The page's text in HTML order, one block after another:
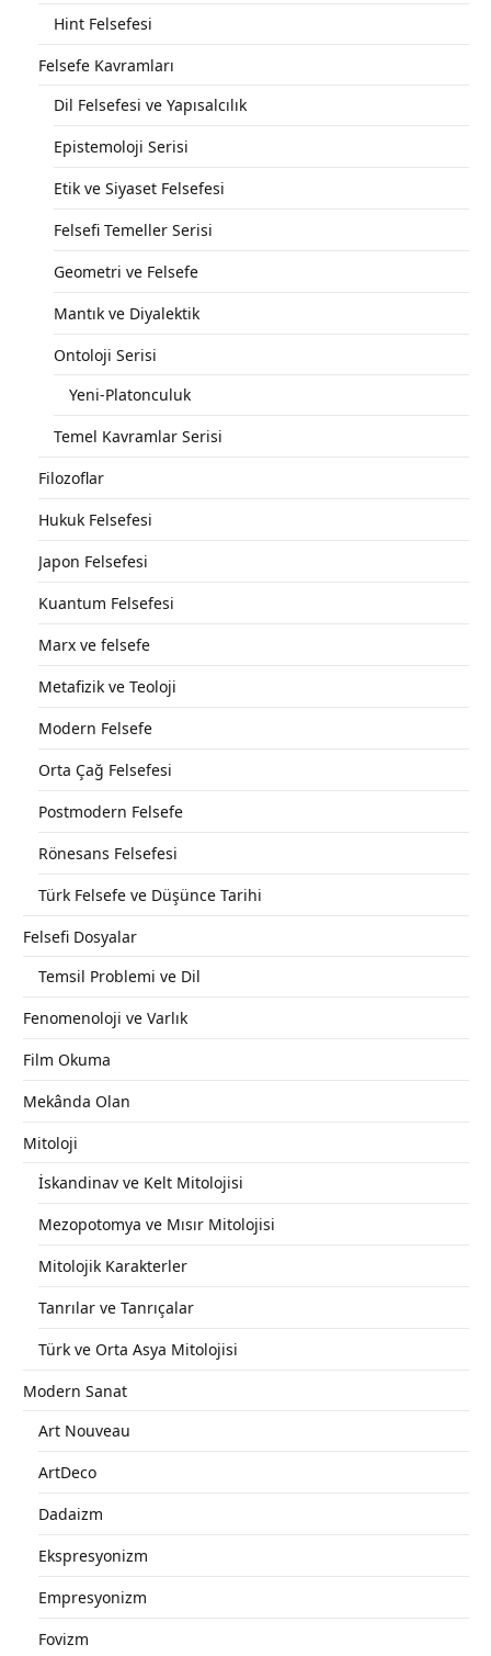
Hint Felsefesi
Felsefe Kavramları
Dil Felsefesi ve Yapısalcılık
Epistemoloji Serisi
Etik ve Siyaset Felsefesi
Felsefi Temeller Serisi
Geometri ve Felsefe
Mantık ve Diyalektik
Ontoloji Serisi
Yeni-Platonculuk
Temel Kavramlar Serisi
Filozoflar
Hukuk Felsefesi
Japon Felsefesi
Kuantum Felsefesi
Marx ve felsefe
Metafizik ve Teoloji
Modern Felsefe
Orta Çağ Felsefesi
Postmodern Felsefe
Rönesans Felsefesi
Türk Felsefe ve Düşünce Tarihi
Felsefi Dosyalar
Temsil Problemi ve Dil
Fenomenoloji ve Varlık
Film Okuma
Mekânda Olan
Mitoloji
İskandinav ve Kelt Mitolojisi
Mezopotomya ve Mısır Mitolojisi
Mitolojik Karakterler
Tanrılar ve Tanrıçalar
Türk ve Orta Asya Mitolojisi
Modern Sanat
Art Nouveau
ArtDeco
Dadaizm
Ekspresyonizm
Empresyonizm
Fovizm